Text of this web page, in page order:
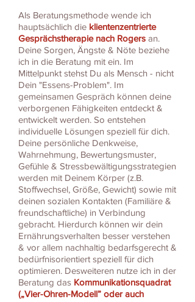
Als Beratungsmethode wende ich
hauptsächlich die klientenzentrierte
Gesprächstherapie nach Rogers an.
Deine Sorgen, Ängste & Nöte beziehe
ich in die Beratung mit ein. Im
Mittelpunkt stehst Du als Mensch - nicht
Dein "Essens-Problem". Im
gemeinsamen Gespräch können deine
verborgenen Fähigkeiten entdeckt &
entwickelt werden. So entstehen
individuelle Lösungen speziell für dich.
Deine persönliche Denkweise,
Wahrnehmung, Bewertungsmuster,
Gefühle & Stressbewältigungsstrategien
werden mit Deinem Körper (z.B.
Stoffwechsel, Größe, Gewicht) sowie mit
deinen sozialen Kontakten (Familiäre &
freundschaftliche) in Verbindung
gebracht. Hierdurch können wir dein
Ernährungsverhalten besser verstehen
& vor allem nachhaltig bedarfsgerecht &
bedürfnisorientiert speziell für dich
optimieren. Desweiteren nutze ich in der
Beratung das Kommunikationsquadrat
(„Vier-Ohren-Modell” oder auch